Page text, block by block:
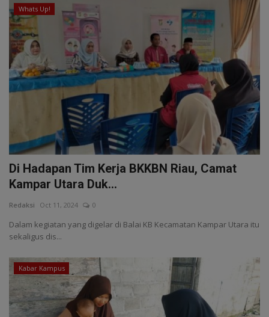
Whats Up!
Di Hadapan Tim Kerja BKKBN Riau, Camat
Kampar Utara Duk...
Redaksi Oct 11, 2024 0
Dalam kegiatan yang digelar di Balai KB Kecamatan Kampar Utara itu
sekaligus dis...
Kabar Kampus